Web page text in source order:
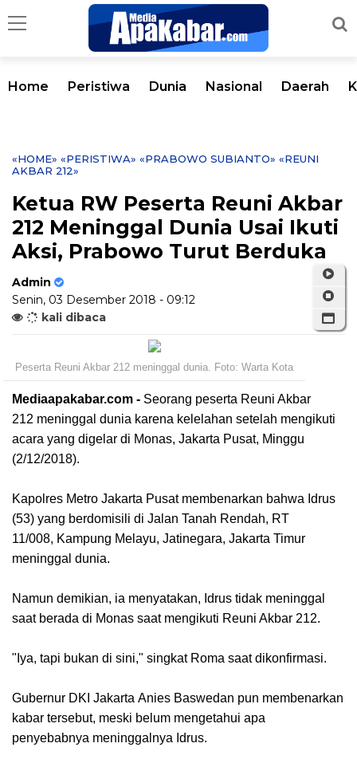
Home Peristiwa Dunia Nasional Daerah
«HOME» «PERISTIWA» «PRABOWO SUBIANTO» «REUNI
AKBAR 212»
Ketua RW Peserta Reuni Akbar
212 Meninggal Dunia Usai Ikuti
Aksi, Prabowo Turut Berduka
Admin
Senin, 03 Desember 2018 - 09:12
kali dibaca
Peserta Reuni Akbar 212 meninggal dunia. Foto: Warta Kota
Mediaapakabar.com - Seorang peserta Reuni Akbar
212 meninggal dunia karena kelelahan setelah mengikuti
acara yang digelar di Monas, Jakarta Pusat, Minggu
(2/12/2018).
Kapolres Metro Jakarta Pusat membenarkan bahwa Idrus
(53) yang berdomisili di Jalan Tanah Rendah, RT
11/008, Kampung Melayu, Jatinegara, Jakarta Timur
meninggal dunia.
Namun demikian, ia menyatakan, Idrus tidak meninggal
saat berada di Monas saat mengikuti Reuni Akbar 212.
"Iya, tapi bukan di sini," singkat Roma saat dikonfirmasi.
Gubernur DKI Jakarta Anies Baswedan pun membenarkan
kabar tersebut, meski belum mengetahui apa
penyebabnya meninggalnya Idrus.